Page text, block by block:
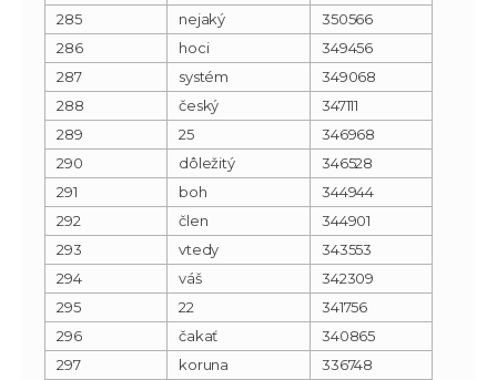
285
nejaký
350566
286
hoci
349456
287
systém
349068
288
český
347111
289
25
346968
290
dôležitý
346528
291
boh
344944
292
člen
344901
293
vtedy
343553
294
váš
342309
295
22
341756
296
čakať
340865
297
koruna 336748